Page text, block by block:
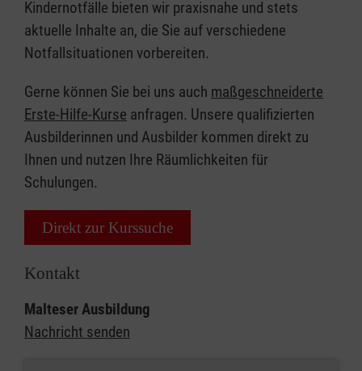
Kindernotfälle bieten wir praxisnahe und stets
aktuelle Inhalte an, die Sie auf verschiedene
Notfallsituationen vorbereiten.
Gerne können Sie bei uns auch maßgeschneiderte
Erste-Hilfe-Kurse anfragen. Unsere qualifizierten
Ausbilderinnen und Ausbilder kommen direkt zu
Ihnen und nutzen Ihre Räumlichkeiten für
Schulungen.
Direkt zur Kurssuche
Kontakt
Malteser Ausbildung
Nachricht senden